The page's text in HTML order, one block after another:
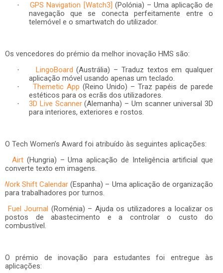
· GPS Navigation [Watch3] (Polónia) – Uma aplicação de
navegação que se conecta perfeitamente entre o
telemóvel e o smartwatch do utilizador.
Os vencedores do prémio da melhor inovação HMS são:
· LingoBoard (Austrália) – Traduz textos em qualquer
aplicação móvel usando apenas um teclado.
· Themetic App (Reino Unido) – Traz papéis de parede
estéticos para os ecrãs dos utilizadores.
· 3D Live Scanner(Alemanha) – Um scanner universal 3D
para interiores, exteriores e rostos.
O Tech Women’s Award foi atribuído às seguintes aplicações:
Airt (Hungria) –Uma aplicação de Inteligência artificial que
converte texto em imagens.
Work Shift Calendar (Espanha) – Uma aplicação de organização
para trabalhadores por turnos.
Fuel Journal (Roménia) – Ajuda os utilizadores a localizar os
postos de abastecimento e a controlar o custo do
combustível.
O prémio de inovação para estudantes foi entregue às
aplicações: